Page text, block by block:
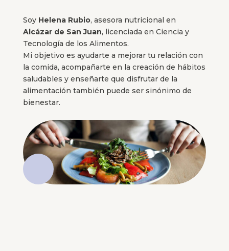
Soy Helena Rubio, asesora nutricional en
Alcázar de San Juan, licenciada en Ciencia y
Tecnología de los Alimentos.
Mi objetivo es ayudarte a mejorar tu relación con
la comida, acompañarte en la creación de hábitos
saludables y enseñarte que disfrutar de la
alimentación también puede ser sinónimo de
bienestar.